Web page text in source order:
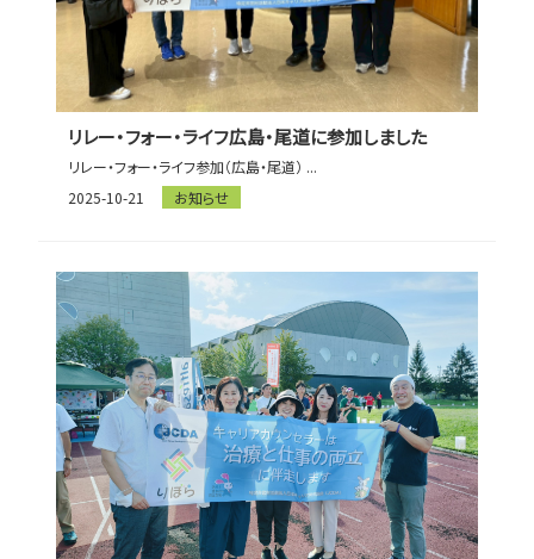
リレー・フォー・ライフ広島・尾道に参加しました
リレー・フォー・ライフ参加（広島・尾道） ...
2025-10-21
お知らせ